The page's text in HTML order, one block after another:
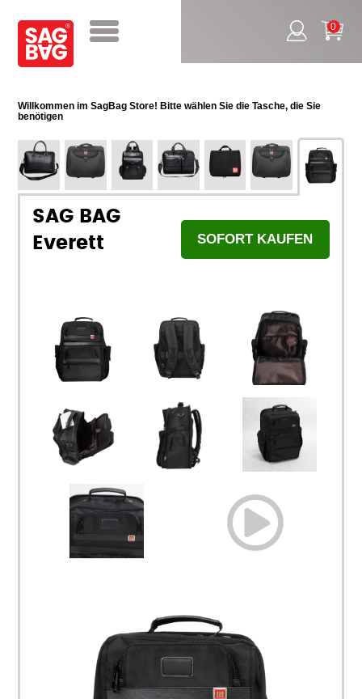
0
Willkommen im SagBag Store! Bitte wählen Sie die Tasche, die Sie
benötigen
SAG BAG
Everett
SOFORT KAUFEN